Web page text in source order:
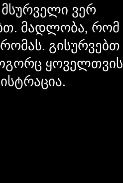
მსურველი ვერ
მადლობა, რომ
გისურვებთ
ყოველთვის